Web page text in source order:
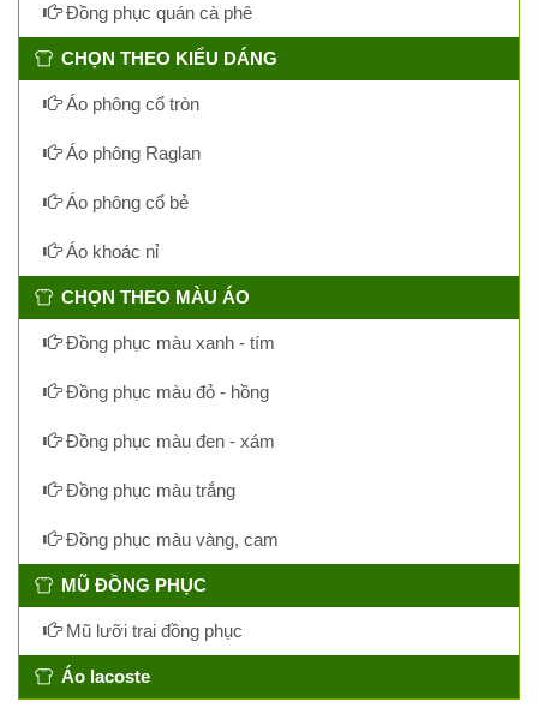
Đồng phục quán cà phê
CHỌN THEO KIỂU DÁNG
Áo phông cổ tròn
Áo phông Raglan
Áo phông cổ bẻ
Áo khoác nỉ
CHỌN THEO MÀU ÁO
Đồng phục màu xanh - tím
Đồng phục màu đỏ - hồng
Đồng phục màu đen - xám
Đồng phục màu trắng
Đồng phục màu vàng, cam
MŨ ĐỒNG PHỤC
Mũ lưỡi trai đồng phục
Áo lacoste